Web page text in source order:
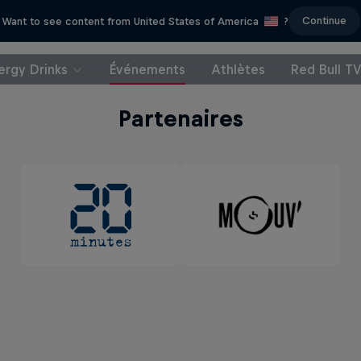
Want to see content from United States of America ? Continue
Drinks Événements Athlètes Red Bull TV
Partenaires